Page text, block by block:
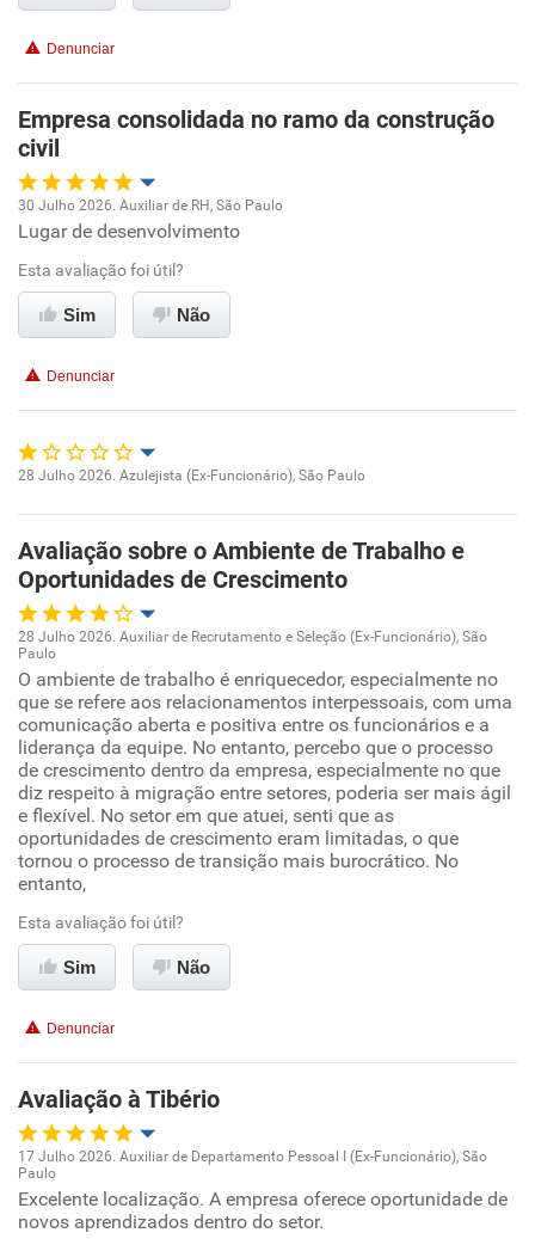
Denunciar
Empresa consolidada no ramo da construção
civil
Oportunidade de promoção
Ambiente de trabalho
Benefícios
Recomenda esta empresa
30 Julho 2026. Auxiliar de RH, São Paulo
Lugar de desenvolvimento
Esta avaliação foi útil?
Sim Não
Denunciar
Ambiente de trabalho
Conciliação com a vida familiar
Benefícios
Não recomenda esta empresa
Não recomenda a diretoria
28 Julho 2026. Azulejista (Ex-Funcionário), São Paulo
Avaliação sobre o Ambiente de Trabalho e
Oportunidades de Crescimento
Oportunidade de promoção
Ambiente de trabalho
Conciliação com a vida familiar
Benefícios
28 Julho 2026. Auxiliar de Recrutamento e Seleção (Ex-Funcionário), São
Paulo
O ambiente de trabalho é enriquecedor, especialmente no
que se refere aos relacionamentos interpessoais, com uma
comunicação aberta e positiva entre os funcionários e a
liderança da equipe. No entanto, percebo que o processo
de crescimento dentro da empresa, especialmente no que
diz respeito à migração entre setores, poderia ser mais ágil
e flexível. No setor em que atuei, senti que as
oportunidades de crescimento eram limitadas, o que
tornou o processo de transição mais burocrático. No
entanto,
Esta avaliação foi útil?
Sim Não
Denunciar
Avaliação à Tibério
Oportunidade de promoção
17 Julho 2026. Auxiliar de Departamento Pessoal I (Ex-Funcionário), São
Paulo
Excelente localização. A empresa oferece oportunidade de
novos aprendizados dentro do setor.